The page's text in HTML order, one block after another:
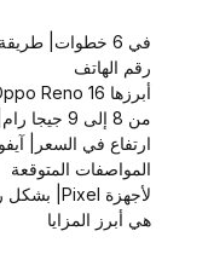
في 6 خطوات|
رقم الهاتف
أبرزها Oppo Reno 16| أبرز الهواتف المرتقبة في يوليو 2026
من 8 إلى 9 جيجا رام| تسريبات آيفون 18 الأساسي
المواصفات المتوقعة
هي أبرز المزايا